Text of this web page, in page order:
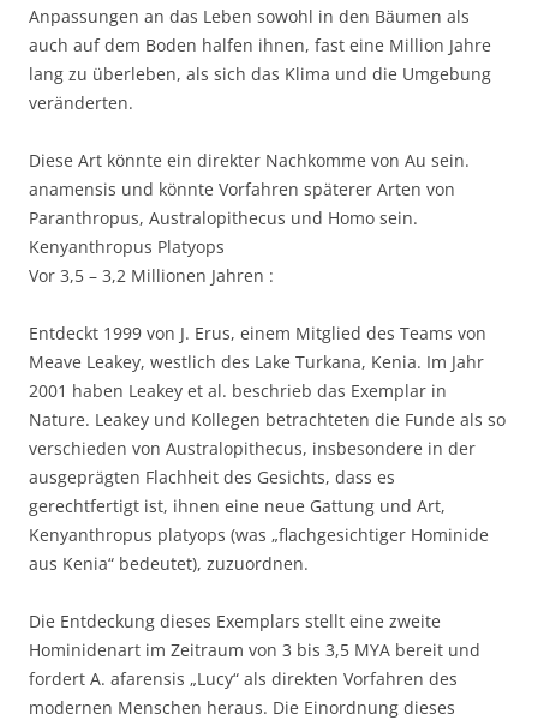
Anpassungen an das Leben sowohl in den Bäumen als
auch auf dem Boden halfen ihnen, fast eine Million Jahre
lang zu überleben, als sich das Klima und die Umgebung
veränderten.
Diese Art könnte ein direkter Nachkomme von Au sein.
anamensis und könnte Vorfahren späterer Arten von
Paranthropus, Australopithecus und Homo sein.
Kenyanthropus Platyops
Vor 3,5 – 3,2 Millionen Jahren :
Entdeckt 1999 von J. Erus, einem Mitglied des Teams von
Meave Leakey, westlich des Lake Turkana, Kenia. Im Jahr
2001 haben Leakey et al. beschrieb das Exemplar in
Nature. Leakey und Kollegen betrachteten die Funde als so
verschieden von Australopithecus, insbesondere in der
ausgeprägten Flachheit des Gesichts, dass es
gerechtfertigt ist, ihnen eine neue Gattung und Art,
Kenyanthropus platyops (was „flachgesichtiger Hominide
aus Kenia“ bedeutet), zuzuordnen.
Die Entdeckung dieses Exemplars stellt eine zweite
Hominidenart im Zeitraum von 3 bis 3,5 MYA bereit und
fordert A. afarensis „Lucy“ als direkten Vorfahren des
modernen Menschen heraus. Die Einordnung dieses